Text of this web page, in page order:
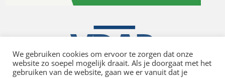
We gebruiken cookies om ervoor te zorgen dat onze
website zo soepel mogelijk draait. Als je doorgaat met het
gebruiken van de website, gaan we er vanuit dat je